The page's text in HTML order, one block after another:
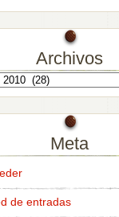
Archivos
Meta
de entradas